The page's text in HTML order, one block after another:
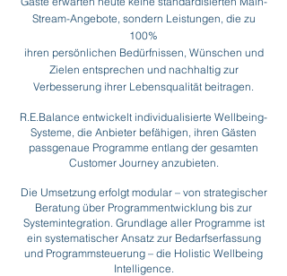
Stream-Angebote, sondern Leistungen, die zu
100%
ihren persönlichen Bedürfnissen, Wünschen und
Zielen entsprechen und nachhaltig zur
Verbesserung ihrer Lebensqualität beitragen.
R.E.Balance entwickelt individualisierte Wellbeing-
Systeme, die Anbieter befähigen, ihren Gästen
passgenaue Programme entlang der gesamten
Customer Journey anzubieten.
Die Umsetzung erfolgt modular – von strategischer
Beratung über Programmentwicklung bis zur
Systemintegration. Grundlage aller Programme ist
ein systematischer Ansatz zur Bedarfserfassung
und Programmsteuerung – die Holistic Wellbeing
Intelligence.